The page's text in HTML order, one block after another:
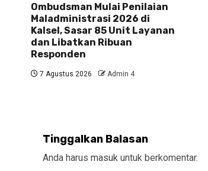
Ombudsman Mulai Penilaian
Maladministrasi 2026 di
Kalsel, Sasar 85 Unit Layanan
dan Libatkan Ribuan
Responden
7 Agustus 2026 Admin 4
Tinggalkan Balasan
Anda harus masuk untuk berkomentar.